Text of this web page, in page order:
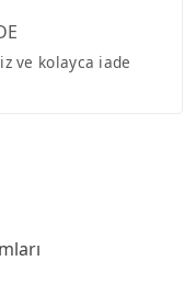
ve kolayca iade